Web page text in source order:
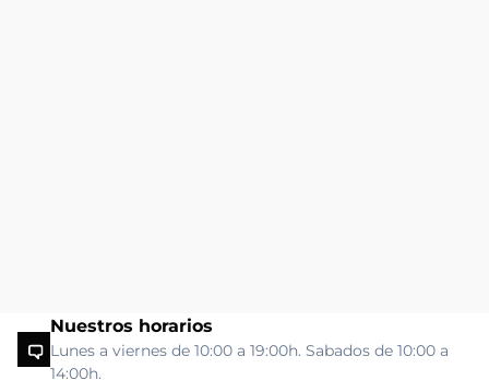
Nuestros horarios
Lunes a viernes de 10:00 a 19:00h. Sabados de 10:00 a
14:00h.